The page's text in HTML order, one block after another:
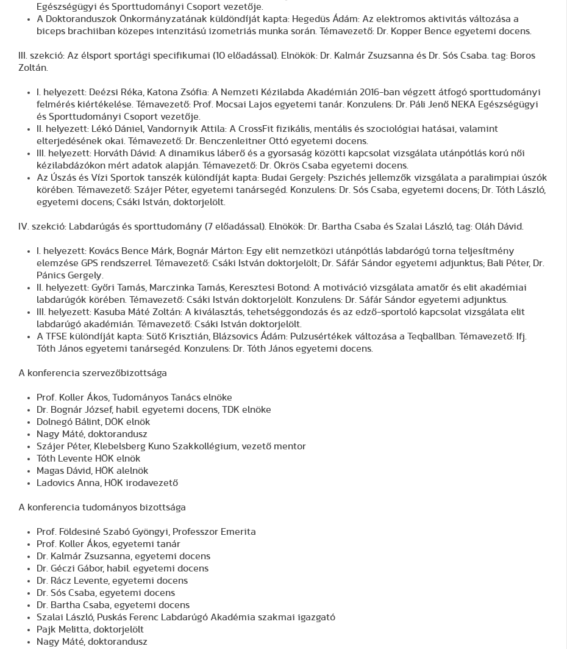
Egészségügyi és Sporttudományi Csoport vezetője.
A Doktoranduszok Önkormányzatának küldöndíját kapta: Hegedüs Ádám: Az elektromos aktivitás változása a
biceps brachiiban közepes intenzitású izometriás munka során. Témavezető: Dr. Kopper Bence egyetemi docens.
III. szekció: Az élsport sportági specifikumai (10 előadással). Elnökök: Dr. Kalmár Zsuzsanna és Dr. Sós Csaba. tag: Boros
Zoltán.
I. helyezett: Deézsi Réka, Katona Zsófia: A Nemzeti Kézilabda Akadémián 2016-ban végzett átfogó sporttudományi
felmérés kiértékelése. Témavezető: Prof. Mocsai Lajos egyetemi tanár. Konzulens: Dr. Páli Jenő NEKA Egészségügyi
és Sporttudományi Csoport vezetője.
II. helyezett: Lékó Dániel, Vandornyik Attila: A CrossFit fizikális, mentális és szociológiai hatásai, valamint
elterjedésének okai. Témavezető: Dr. Benczenleitner Ottó egyetemi docens.
III. helyezett: Horváth Dávid: A dinamikus láberő és a gyorsaság közötti kapcsolat vizsgálata utánpótlás korú női
kézilabdázókon mért adatok alapján. Témavezető: Dr. Ökrös Csaba egyetemi docens.
Az Úszás és Vízi Sportok tanszék különdíját kapta: Budai Gergely: Pszichés jellemzők vizsgálata a paralimpiai úszók
körében. Témavezető: Szájer Péter, egyetemi tanársegéd. Konzulens: Dr. Sós Csaba, egyetemi docens; Dr. Tóth László,
egyetemi docens; Csáki István, doktorjelölt.
IV. szekció: Labdarúgás és sporttudomány (7 előadással). Elnökök: Dr. Bartha Csaba és Szalai László, tag: Oláh Dávid.
I. helyezett: Kovács Bence Márk, Bognár Márton: Egy elit nemzetközi utánpótlás labdarógú torna teljesítmény
elemzése GPS rendszerrel. Témavezető: Csáki István doktorjelölt; Dr. Sáfár Sándor egyetemi adjunktus; Bali Péter, Dr.
Pánics Gergely.
II. helyezett: Győri Tamás, Marczinka Tamás, Keresztesi Botond: A motiváció vizsgálata amatőr és elit akadémiai
labdarúgók körében. Témavezető: Csáki István doktorjelölt. Konzulens: Dr. Sáfár Sándor egyetemi adjunktus.
III. helyezett: Kasuba Máté Zoltán: A kiválasztás, tehetséggondozás és az edző-sportoló kapcsolat vizsgálata elit
labdarúgó akadémián. Témavezető: Csáki István doktorjelölt.
A TFSE különdíját kapta: Sütő Krisztián, Blázsovics Ádám: Pulzusértékek változása a Teqballban. Témavezető: Ifj.
Tóth János egyetemi tanársegéd. Konzulens: Dr. Tóth János egyetemi docens.
A konferencia szervezőbizottsága
Prof. Koller Ákos, Tudományos Tanács elnöke
Dr. Bognár József, habil. egyetemi docens, TDK elnöke
Dolnegó Bálint, DÖK elnök
Nagy Máté, doktorandusz
Szájer Péter, Klebelsberg Kuno Szakkollégium, vezető mentor
Tóth Levente HÖK elnök
Magas Dávid, HÖK alelnök
Ladovics Anna, HÖK irodavezető
A konferencia tudományos bizottsága
Prof. Földesiné Szabó Gyöngyi, Professzor Emerita
Prof. Koller Ákos, egyetemi tanár
Dr. Kalmár Zsuzsanna, egyetemi docens
Dr. Géczi Gábor, habil. egyetemi docens
Dr. Rácz Levente, egyetemi docens
Dr. Sós Csaba, egyetemi docens
Dr. Bartha Csaba, egyetemi docens
Szalai László, Puskás Ferenc Labdarúgó Akadémia szakmai igazgató
Pajk Melitta, doktorjelölt
Nagy Máté, doktorandusz